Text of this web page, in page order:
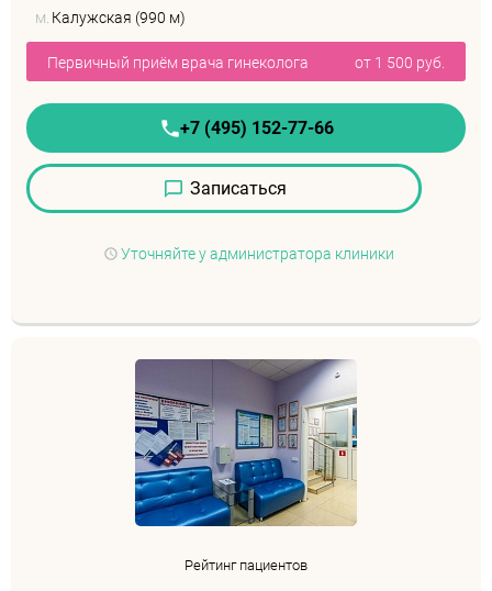
м. Калужская (990 м)
Первичный приём врача гинеколога от 1 500 руб.
+7 (495) 152-77-66
Записаться
Уточняйте у администратора клиники
Рейтинг пациентов